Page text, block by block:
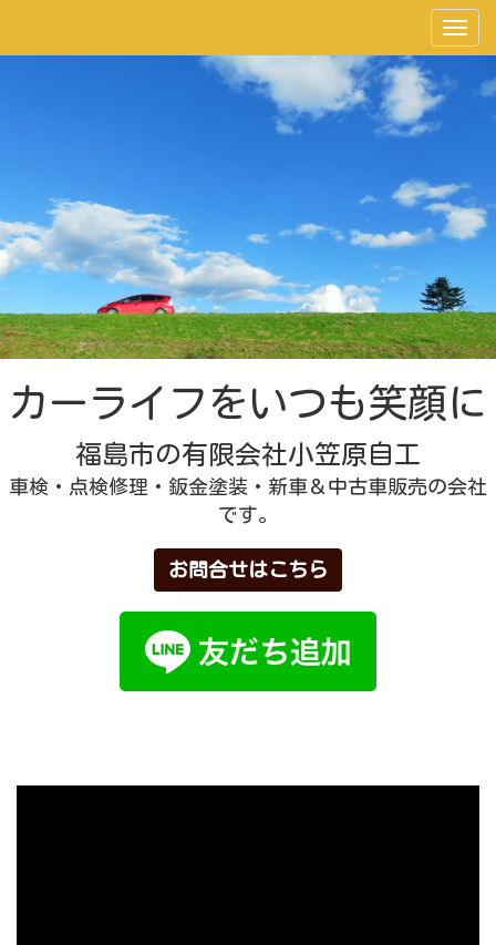
カーライフをいつも笑顔に
福島市の有限会社小笠原自工
車検・点検修理・鈑金塗装・新車＆中古車販売の会社
です。
お問合せはこちら